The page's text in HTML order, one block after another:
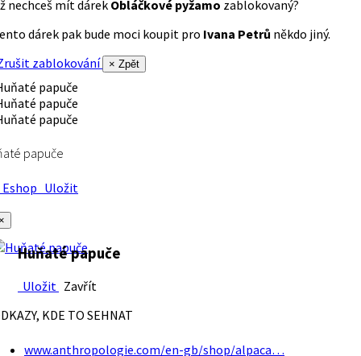
nechceš mít dárek Obláčkové pyžamo zablokovaný?
dárek pak bude moci koupit pro Ivana Petrů někdo jiný.
zablokování
× Zpět
papuče
Uložit
Huňaté papuče
Uložit Zavřít
KDE TO SEHNAT
www.anthropologie.com/en-gb/shop/alpaca…